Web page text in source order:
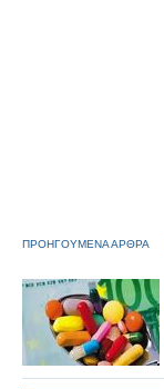
ΠΡΟΗΓΟΥΜΕΝΑ ΑΡΘΡΑ